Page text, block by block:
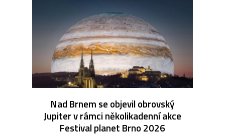
Nad Brnem se objevil obrovský
Jupiter v rámci několikadenní akce
Festival planet Brno 2026